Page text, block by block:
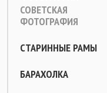
СОВЕТСКАЯ
ФОТОГРАФИЯ
СТАРИННЫЕ РАМЫ
БАРАХОЛКА